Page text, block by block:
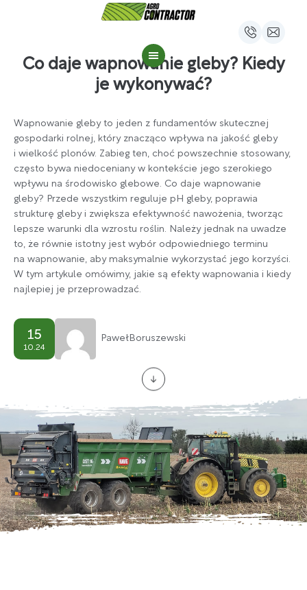
Co daje wapnowanie gleby? Kiedy
je wykonywać?
Wapnowanie gleby to jeden z fundamentów skutecznej
gospodarki rolnej, który znacząco wpływa na jakość gleby
i wielkość plonów. Zabieg ten, choć powszechnie stosowany,
często bywa niedoceniany w kontekście jego szerokiego
wpływu na środowisko glebowe. Co daje wapnowanie
gleby? Przede wszystkim reguluje pH gleby, poprawia
strukturę gleby i zwiększa efektywność nawożenia, tworząc
lepsze warunki dla wzrostu roślin. Należy jednak na uwadze
to, że równie istotny jest wybór odpowiedniego terminu
na wapnowanie, aby maksymalnie wykorzystać jego korzyści.
W tym artykule omówimy, jakie są efekty wapnowania i kiedy
najlepiej je przeprowadzać.
15
10.24
PawełBoruszewski